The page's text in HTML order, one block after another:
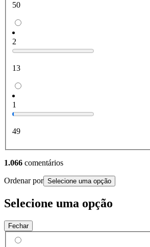
50
2
13
1
49
1.066 comentários
Ordenar por Selecione uma opção
Selecione uma opção
Fechar